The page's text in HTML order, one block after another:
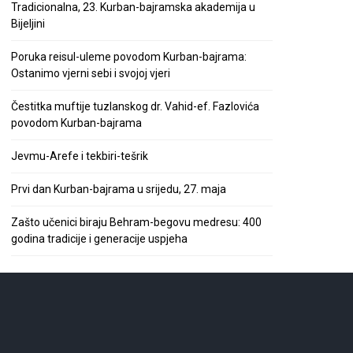
Tradicionalna, 23. Kurban-bajramska akademija u
Bijeljini
Poruka reisul-uleme povodom Kurban-bajrama:
Ostanimo vjerni sebi i svojoj vjeri
Čestitka muftije tuzlanskog dr. Vahid-ef. Fazlovića
povodom Kurban-bajrama
Jevmu-Arefe i tekbiri-tešrik
Prvi dan Kurban-bajrama u srijedu, 27. maja
Zašto učenici biraju Behram-begovu medresu: 400
godina tradicije i generacije uspjeha